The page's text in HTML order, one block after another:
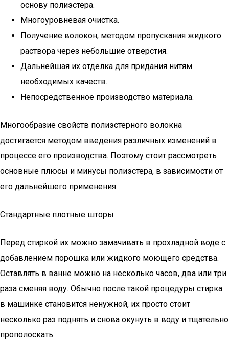
основу полиэстера.
Многоуровневая очистка.
Получение волокон, методом пропускания жидкого
раствора через небольшие отверстия.
Дальнейшая их отделка для придания нитям
необходимых качеств.
Непосредственное производство материала.
Многообразие свойств полиэстерного волокна
достигается методом введения различных изменений в
процессе его производства. Поэтому стоит рассмотреть
основные плюсы и минусы полиэстера, в зависимости от
его дальнейшего применения.
Стандартные плотные шторы
Перед стиркой их можно замачивать в прохладной воде с
добавлением порошка или жидкого моющего средства.
Оставлять в ванне можно на несколько часов, два или три
раза сменяя воду. Обычно после такой процедуры стирка
в машинке становится ненужной, их просто стоит
несколько раз поднять и снова окунуть в воду и тщательно
прополоскать.